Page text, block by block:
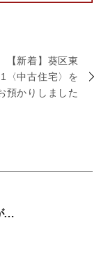
【新着】葵区東
1〈中古住宅〉を
預かりしました
…